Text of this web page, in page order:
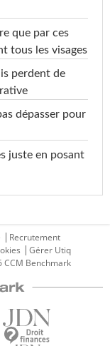
que par ces
tous les visages
perdent de
dépasser pour
juste en posant
Recrutement
Gérer Utiq
CCM Benchmark